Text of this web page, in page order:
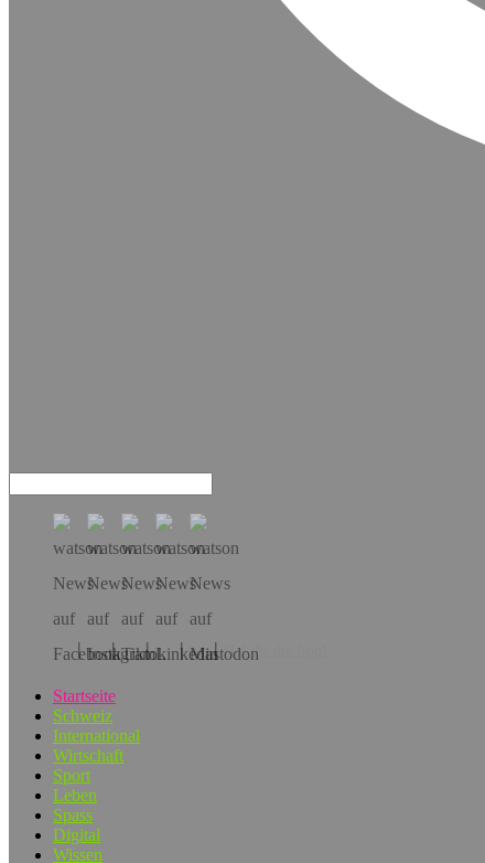
Hol dir die App!
Startseite
Schweiz
International
Wirtschaft
Sport
Leben
Spass
Digital
Wissen